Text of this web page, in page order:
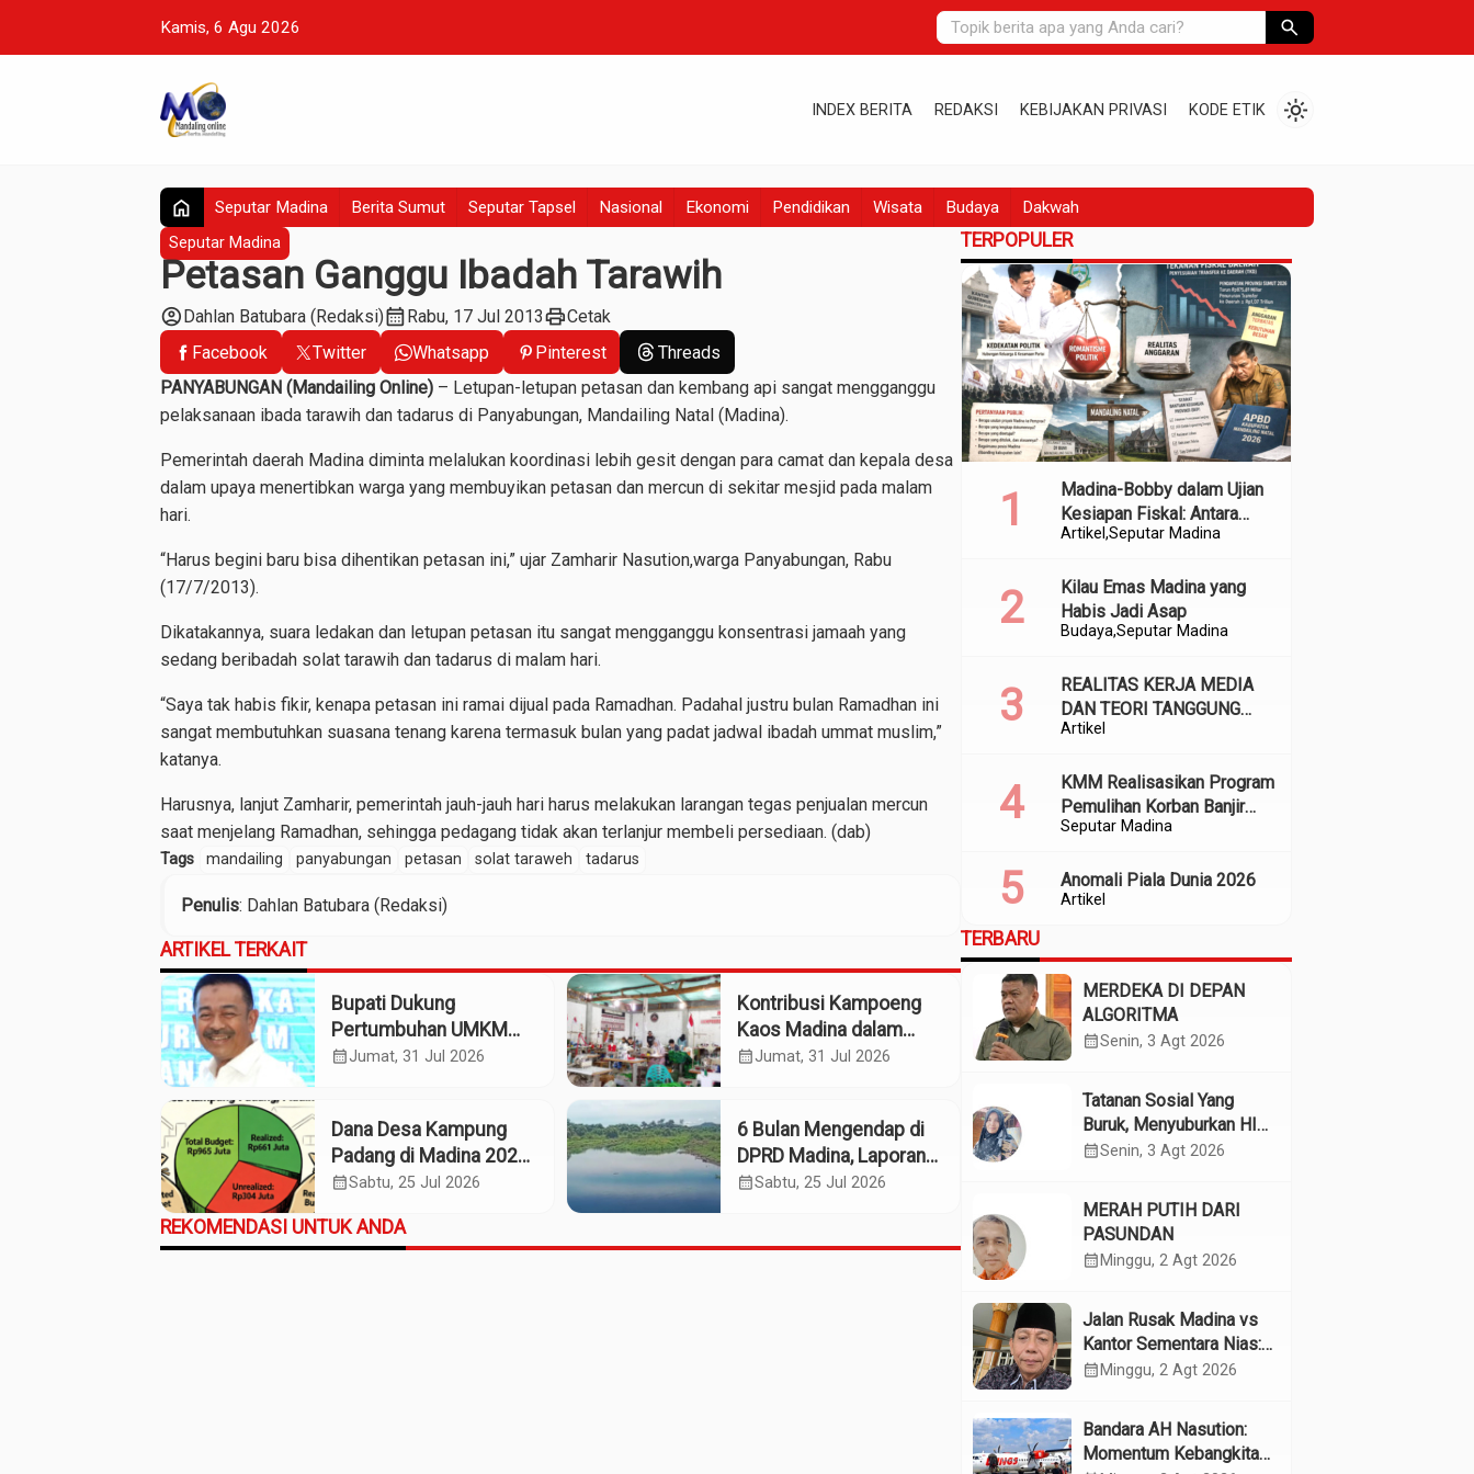
Kamis, 6 Agu 2026 search
INDEX BERITA REDAKSI KEBIJAKAN PRIVASI KODE ETIK light_mode
home Seputar Madina Berita Sumut Seputar Tapsel Nasional Ekonomi Pendidikan Wisata Budaya Dakwah
Seputar Madina
Petasan Ganggu Ibadah Tarawih
account_circleDahlan Batubara (Redaksi)calendar_monthRabu, 17 Jul 2013printCetak
Facebook
Twitter Whatsapp Pinterest
Threads
PANYABUNGAN (Mandailing Online) – Letupan-letupan petasan dan kembang api sangat mengganggu
pelaksanaan ibada tarawih dan tadarus di Panyabungan, Mandailing Natal (Madina).
Pemerintah daerah Madina diminta melalukan koordinasi lebih gesit dengan para camat dan kepala desa
dalam upaya menertibkan warga yang membuyikan petasan dan mercun di sekitar mesjid pada malam
hari.
“Harus begini baru bisa dihentikan petasan ini,” ujar Zamharir Nasution,warga Panyabungan, Rabu
(17/7/2013).
Dikatakannya, suara ledakan dan letupan petasan itu sangat mengganggu konsentrasi jamaah yang
sedang beribadah solat tarawih dan tadarus di malam hari.
“Saya tak habis fikir, kenapa petasan ini ramai dijual pada Ramadhan. Padahal justru bulan Ramadhan ini
sangat membutuhkan suasana tenang karena termasuk bulan yang padat jadwal ibadah ummat muslim,”
katanya.
Harusnya, lanjut Zamharir, pemerintah jauh-jauh hari harus melakukan larangan tegas penjualan mercun
saat menjelang Ramadhan, sehingga pedagang tidak akan terlanjur membeli persediaan. (dab)
Tags mandailing panyabungan petasan solat taraweh tadarus
Penulis: Dahlan Batubara (Redaksi)
ARTIKEL TERKAIT
Bupati Dukung
Pertumbuhan UMKM
Termasuk Kampoeng
calendar_monthJumat, 31 Jul 2026
Kontribusi Kampoeng
Kaos Madina dalam
Industri Budaya dan
calendar_monthJumat, 31 Jul 2026
Dana Desa Kampung
Padang di Madina 2025:
Pagu Rp965 Juta,
Juta
calendar_monthSabtu, 25 Jul 2026
6 Bulan Mengendap di
DPRD Madina, Laporan
Dumas Dugaan
calendar_monthSabtu, 25 Jul 2026
REKOMENDASI UNTUK ANDA
TERPOPULER
Artikel Seputar Madina
Madina-Bobby dalam Ujian
Kesiapan Fiskal: Antara
Kedekatan Politik dan
BudayaSeputar Madina
Kilau Emas Madina yang
Habis Jadi Asap
Artikel
REALITAS KERJA MEDIA
DAN TEORI TANGGUNG
JAWAB SOSIAL
Seputar Madina
KMM Realisasikan Program
Pemulihan Korban Banjir
dan Longsor di Kabupaten
Artikel
Anomali Piala Dunia 2026
TERBARU
MERDEKA DI DEPAN
ALGORITMA
calendar_monthSenin, 3 Agt 2026
Tatanan Sosial Yang
Buruk, Menyuburkan HIV
Pada Remaja
calendar_monthSenin, 3 Agt 2026
MERAH PUTIH DARI
PASUNDAN
calendar_month Minggu, 2 Agt 2026
Jalan Rusak Madina vs
Kantor Sementara Nias:
Kebijakan Pilih Kasih
calendar_month Minggu, 2 Agt 2026
Bandara AH Nasution:
Momentum Kebangkitan